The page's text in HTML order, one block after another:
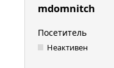
mdomnitch
Посетитель
Неактивен